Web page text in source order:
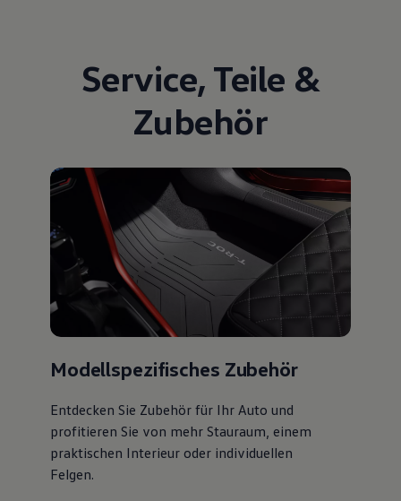
Service, Teile &
Zubehör
Modellspezifisches Zubehör
Entdecken Sie Zubehör für Ihr Auto und
profitieren Sie von mehr Stauraum, einem
praktischen Interieur oder individuellen
Felgen.